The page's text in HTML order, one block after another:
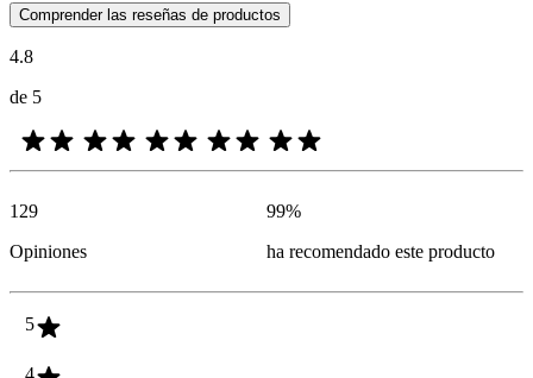
Las opiniones de los clientes en forma de reseñas de productos y
Comprender las reseñas de productos
4.8
de 5
129
Opiniones
99%
ha recomendado este producto
5